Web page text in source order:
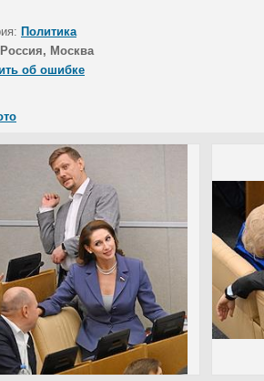
Политика
Россия, Москва
об ошибке